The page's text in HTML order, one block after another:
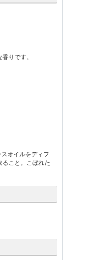
りです。
オイルをディフ
ること。こぼれた